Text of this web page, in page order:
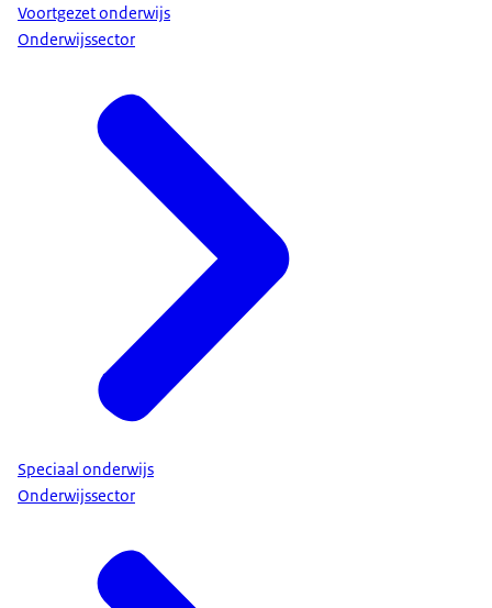
Voortgezet onderwijs
Onderwijssector
Speciaal onderwijs
Onderwijssector